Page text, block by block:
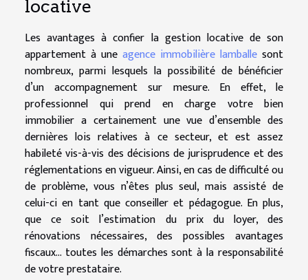
locative
Les avantages à confier la gestion locative de son
appartement à une agence immobilière lamballe sont
nombreux, parmi lesquels la possibilité de bénéficier
d’un accompagnement sur mesure. En effet, le
professionnel qui prend en charge votre bien
immobilier a certainement une vue d’ensemble des
dernières lois relatives à ce secteur, et est assez
habileté vis-à-vis des décisions de jurisprudence et des
réglementations en vigueur. Ainsi, en cas de difficulté ou
de problème, vous n’êtes plus seul, mais assisté de
celui-ci en tant que conseiller et pédagogue. En plus,
que ce soit l’estimation du prix du loyer, des
rénovations nécessaires, des possibles avantages
fiscaux… toutes les démarches sont à la responsabilité
de votre prestataire.